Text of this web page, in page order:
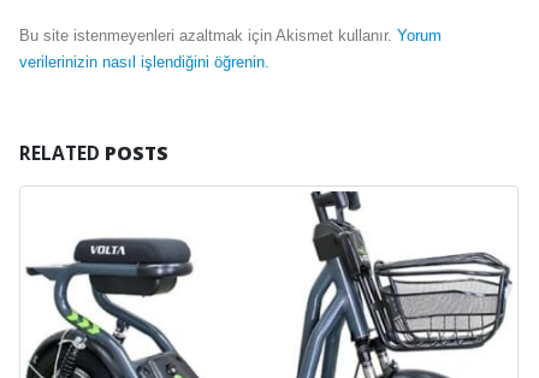
Bu site istenmeyenleri azaltmak için Akismet kullanır. Yorum
verilerinizin nasıl işlendiğini öğrenin.
RELATED POSTS